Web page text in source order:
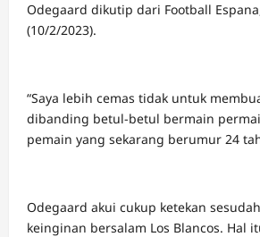
Odegaard dikutip dari Football
(10/2/2023).
“Saya lebih cemas tidak untuk
dibanding betul-betul bermain
pemain yang sekarang berumur 24
Odegaard akui cukup ketekan
keinginan bersalam Los Blancos. Hal